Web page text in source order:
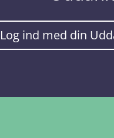
Log ind med din